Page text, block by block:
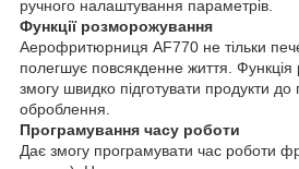
ручного налаштування параметрів.
Функції розморожування
Аерофритюрниця AF770 не тільки
полегшує повсякденне життя.
змогу швидко підготувати продукти
оброблення.
Програмування часу роботи
Дає змогу програмувати час роботи